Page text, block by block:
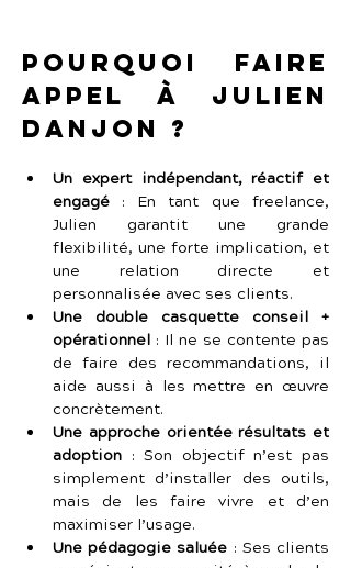
Pourquoi faire
appel à Julien
Danjon ?
Un expert indépendant, réactif et
engagé :
En tant que freelance,
Julien garantit une grande
flexibilité, une forte implication, et
une relation directe et
personnalisée avec ses clients.
Une double casquette conseil +
opérationnel : Il ne se contente pas
de faire des recommandations, il
aide aussi à les mettre en œuvre
concrètement.
Une approche orientée résultats et
adoption : Son objectif n’est pas
simplement d’installer des outils,
mais de les faire vivre et d’en
maximiser l’usage.
Une pédagogie saluée : Ses clients